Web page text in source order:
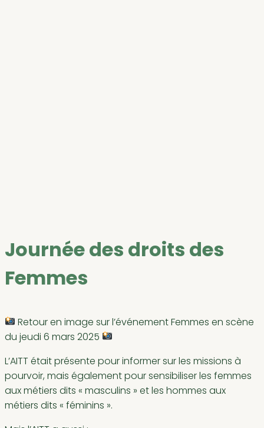
Journée des droits des
Femmes
Retour en image sur l’événement Femmes en scène
du jeudi 6 mars 2025
L’AITT était présente pour informer sur les missions à
pourvoir, mais également pour sensibiliser les femmes
aux métiers dits « masculins » et les hommes aux
métiers dits « féminins ».